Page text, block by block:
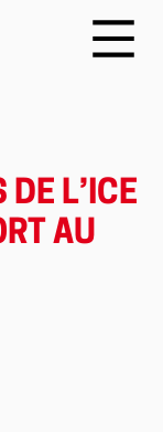
DE L’ICE
AU